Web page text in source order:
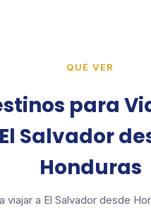
QUÉ VER
para
El Salvador
Honduras
viajar a El Salvador desde